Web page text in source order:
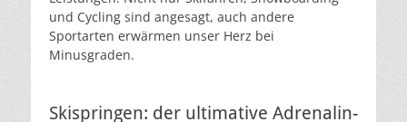
und Cycling sind angesagt, auch andere
Sportarten erwärmen unser Herz bei
Minusgraden.
Skispringen: der ultimative Adrenalin-